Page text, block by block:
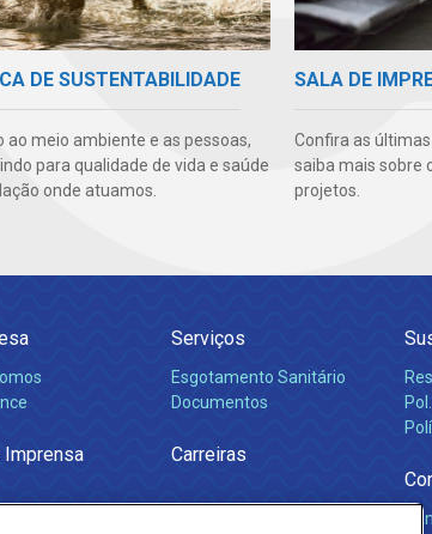
DE SUSTENTABILIDADE
ao meio ambiente e as pessoas,
para qualidade de vida e saúde
onde atuamos.
SALA DE
Confira as
saiba mais sobre
projetos.
Imprensa
Serviços
Esgotamento Sanitário
Documentos
Carreiras